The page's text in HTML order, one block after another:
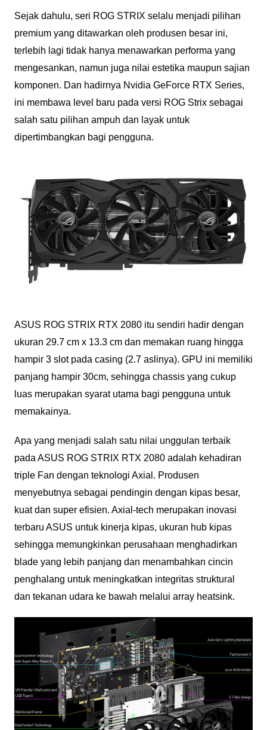
Sejak dahulu, seri ROG STRIX selalu menjadi pilihan
premium yang ditawarkan oleh produsen besar ini,
terlebih lagi tidak hanya menawarkan performa yang
mengesankan, namun juga nilai estetika maupun sajian
komponen. Dan hadirnya Nvidia GeForce RTX Series,
ini membawa level baru pada versi ROG Strix sebagai
salah satu pilihan ampuh dan layak untuk
dipertimbangkan bagi pengguna.
ASUS ROG STRIX RTX 2080 itu sendiri hadir dengan
ukuran 29.7 cm x 13.3 cm dan memakan ruang hingga
hampir 3 slot pada casing (2.7 aslinya). GPU ini memiliki
panjang hampir 30cm, sehingga chassis yang cukup
luas merupakan syarat utama bagi pengguna untuk
memakainya.
Apa yang menjadi salah satu nilai unggulan terbaik
pada ASUS ROG STRIX RTX 2080 adalah kehadiran
triple Fan dengan teknologi Axial. Produsen
menyebutnya sebagai pendingin dengan kipas besar,
kuat dan super efisien. Axial-tech merupakan inovasi
terbaru ASUS untuk kinerja kipas, ukuran hub kipas
sehingga memungkinkan perusahaan menghadirkan
blade yang lebih panjang dan menambahkan cincin
penghalang untuk meningkatkan integritas struktural
dan tekanan udara ke bawah melalui array heatsink.